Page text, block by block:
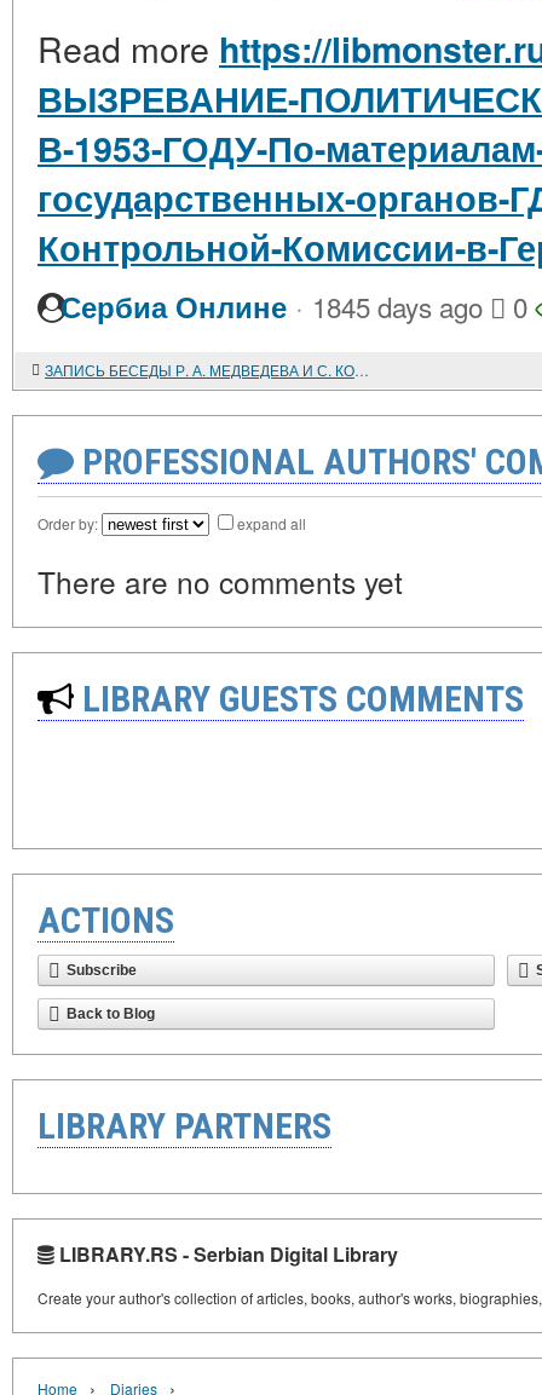
Read more https://
ВЫЗРЕВАНИЕ-
В-1953-ГОДУ-По-
государственных-органов-
Контрольной-Комиссии-в-
Сербиа Онлине · 1845 days ago 0
ЗАПИСЬ БЕСЕДЫ Р. А. МЕДВЕДЕВА И С. КОЭНА (июнь 1995 года)
PROFESSIONAL AUTHORS'
Order by: expand all
There are no comments yet
LIBRARY GUESTS COMMENTS
ACTIONS
Subscribe
Back to Blog
LIBRARY PARTNERS
LIBRARY.RS - Serbian Digital Library
Create your author's collection of articles, books, author's works,
Home › Diaries ›